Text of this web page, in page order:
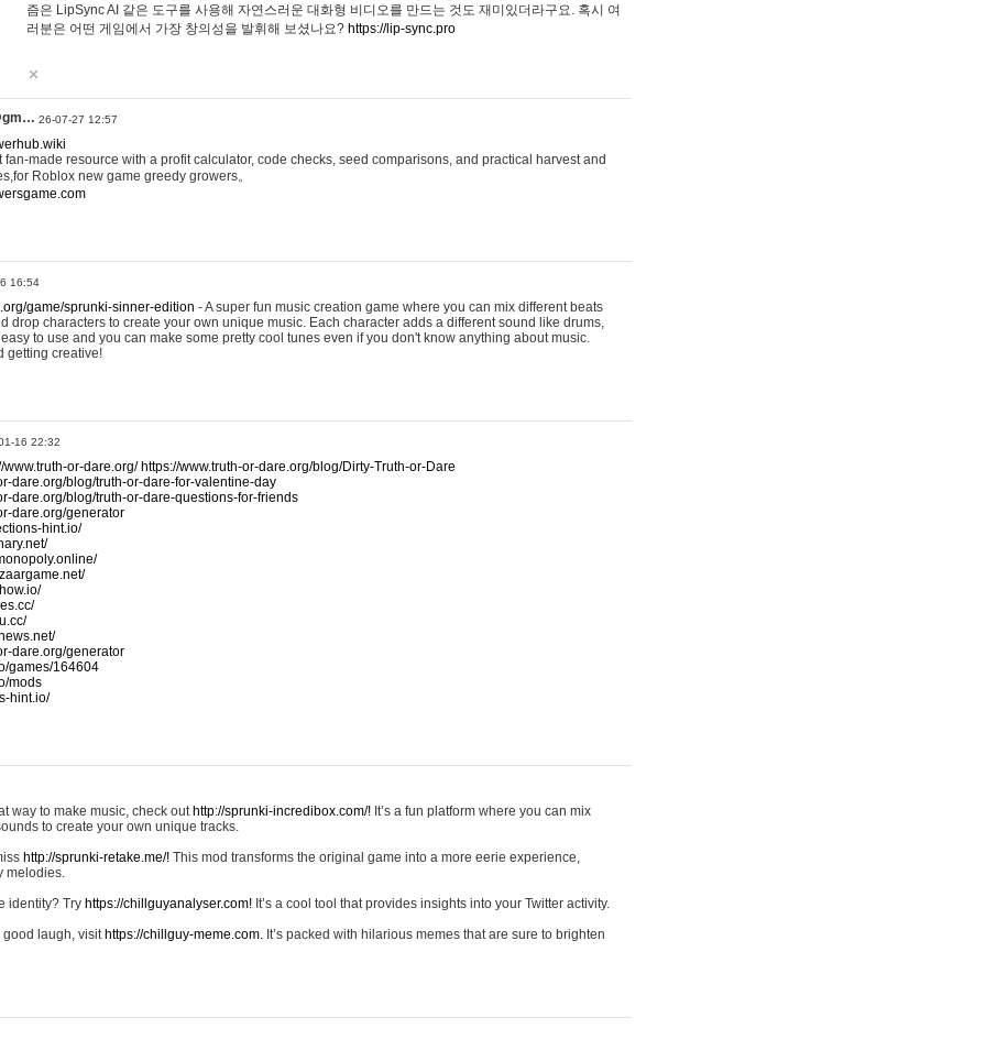
즘은 LipSync AI 같은 도구를 사용해 자연스러운 대화형 비디오를 만드는 것도 재미있더라구요. 혹시 여
러분은 어떤 게임에서 가장 창의성을 발휘해 보셨나요? https://lip-sync.pro
26-07-27 12:57
made resource with a profit calculator, code checks, seed comparisons, and practical harvest and
Roblox new game greedy growers。
16:54
game/sprunki-sinner-edition - A super fun music creation game where you can mix different beats
drop characters to create your own unique music. Each character adds a different sound like drums,
to use and you can make some pretty cool tunes even if you don't know anything about music.
getting creative!
16 22:32
www.truth-or-dare.org/ https://www.truth-or-dare.org/blog/Dirty-Truth-or-Dare
dare.org/blog/truth-or-dare-for-valentine-day
dare.org/blog/truth-or-dare-questions-for-friends
dare.org/generator
hint.io/
dare.org/generator
games/164604
mods
hint.io/
way to make music, check out http://sprunki-incredibox.com/! It’s a fun platform where you can mix
to create your own unique tracks.
http://sprunki-retake.me/! This mod transforms the original game into a more eerie experience,
melodies.
identity? Try https://chillguyanalyser.com! It’s a cool tool that provides insights into your Twitter activity.
good laugh, visit https://chillguy-meme.com. It’s packed with hilarious memes that are sure to brighten